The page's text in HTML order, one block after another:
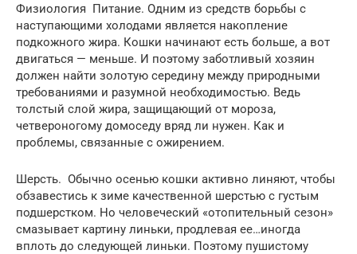
Физиология Питание. Одним из средств борьбы с
наступающими холодами является накопление
подкожного жира. Кошки начинают есть больше, а вот
двигаться — меньше. И поэтому заботливый хозяин
должен найти золотую середину между природными
требованиями и разумной необходимостью. Ведь
толстый слой жира, защищающий от мороза,
четвероногому домоседу вряд ли нужен. Как и
проблемы, связанные с ожирением.
Шерсть. Обычно осенью кошки активно линяют, чтобы
обзавестись к зиме качественной шерстью с густым
подшерстком. Но человеческий «отопительный сезон»
смазывает картину линьки, продлевая ее…иногда
вплоть до следующей линьки. Поэтому пушистому